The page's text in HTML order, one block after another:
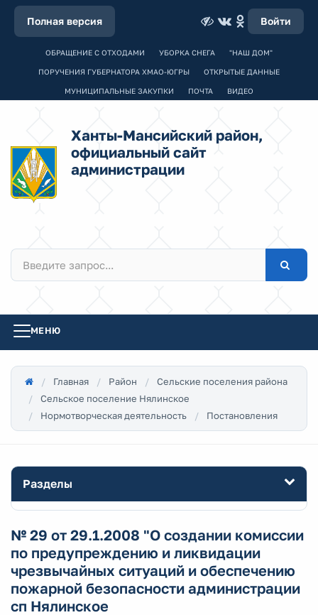
Полная версия Войти
ОБРАЩЕНИЕ С ОТХОДАМИ УБОРКА СНЕГА "НАШ ДОМ"
ПОРУЧЕНИЯ ГУБЕРНАТОРА ХМАО-ЮГРЫ ОТКРЫТЫЕ ДАННЫЕ
МУНИЦИПАЛЬНЫЕ ЗАКУПКИ ПОЧТА ВИДЕО
Ханты-Мансийский район,
официальный сайт
администрации
МЕНЮ
Главная Район
Сельские поселения района
Сельское поселение Нялинское
Нормотворческая деятельность
Постановления
Разделы
№ 29 от 29.1.2008 "О создании комиссии
по предупреждению и ликвидации
чрезвычайных ситуаций и обеспечению
пожарной безопасности администрации
сп Нялинское